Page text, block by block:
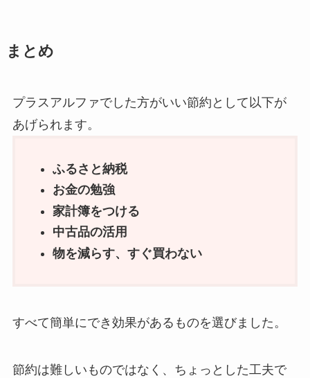
まとめ
プラスアルファでした方がいい節約として以下が
あげられます。
ふるさと納税
お金の勉強
家計簿をつける
中古品の活用
物を減らす、すぐ買わない
すべて簡単にでき効果があるものを選びました。
節約は難しいものではなく、ちょっとした工夫で